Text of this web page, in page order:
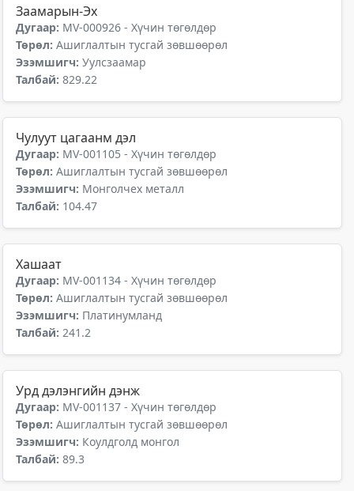
Заамарын-Эх
Дугаар: MV-000926 - Хүчин төгөлдөр
Төрөл: Ашиглалтын тусгай зөвшөөрөл
Эзэмшигч: Уулсзаамар
Талбай: 829.22
Чулуут цагаанм дэл
Дугаар: MV-001105 - Хүчин төгөлдөр
Төрөл: Ашиглалтын тусгай зөвшөөрөл
Эзэмшигч: Монголчех металл
Талбай: 104.47
Хашаат
Дугаар: MV-001134 - Хүчин төгөлдөр
Төрөл: Ашиглалтын тусгай зөвшөөрөл
Эзэмшигч: Платинумланд
Талбай: 241.2
Урд дэлэнгийн дэнж
Дугаар: MV-001137 - Хүчин төгөлдөр
Төрөл: Ашиглалтын тусгай зөвшөөрөл
Эзэмшигч: Коулдголд монгол
Талбай: 89.3